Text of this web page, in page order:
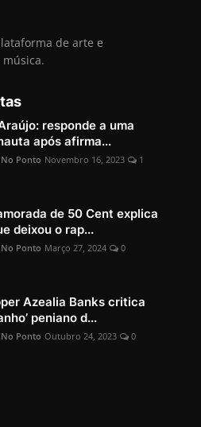
de arte e
responde a uma
após afirma...
Ponto Novembro 16, 2023 1
de 50 Cent explica
deixou o rap...
Ponto Março 27, 2024 0
Azealia Banks critica
peniano d...
Ponto Outubro 24, 2023 0